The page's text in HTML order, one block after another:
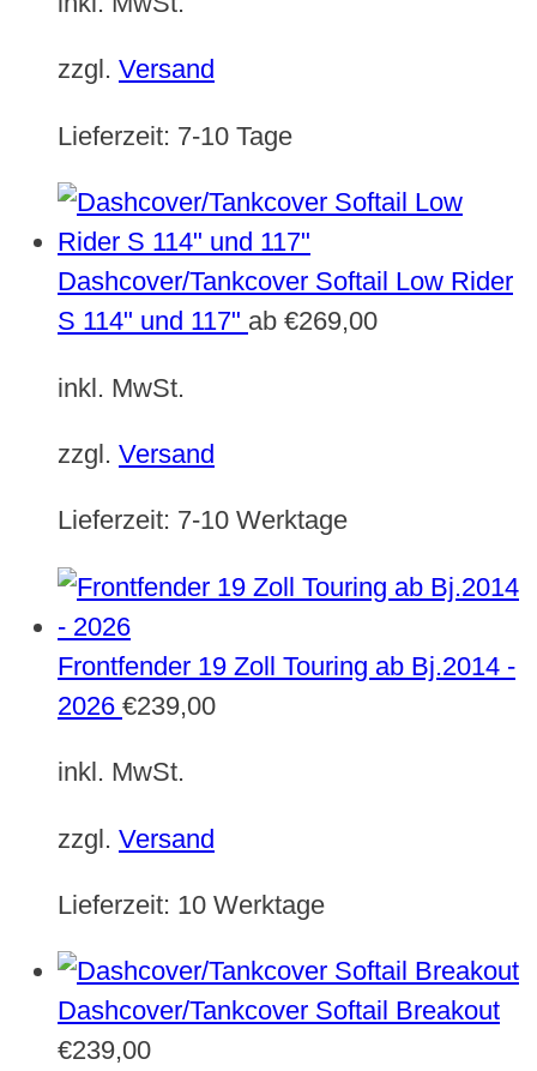
zzgl. Versand
Lieferzeit: 7-10 Tage
Dashcover/Tankcover Softail Low Rider
S 114" und 117" ab €269,00
inkl. MwSt.
zzgl. Versand
Lieferzeit: 7-10 Werktage
Frontfender 19 Zoll Touring ab Bj.2014 -
2026 €239,00
inkl. MwSt.
zzgl. Versand
Lieferzeit: 10 Werktage
Dashcover/Tankcover Softail Breakout
€239,00